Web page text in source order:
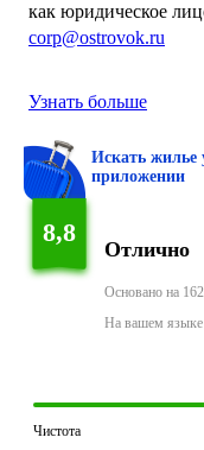
как юридическое
corp@ostrovok.ru
Узнать больше
Искать жилье
приложении
8,8
Отлично
Основано на
На вашем языке
Чистота